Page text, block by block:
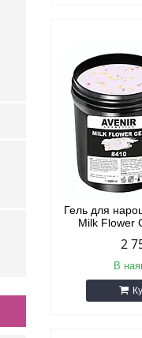
Гель для
Milk Flower
2
В